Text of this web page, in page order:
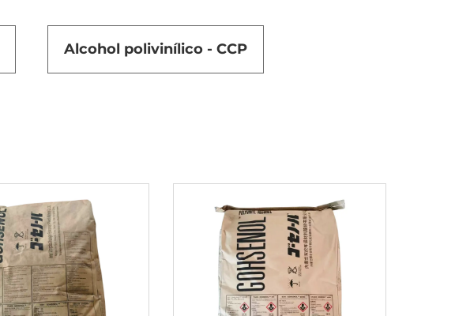
Alcohol polivinílico - CCP